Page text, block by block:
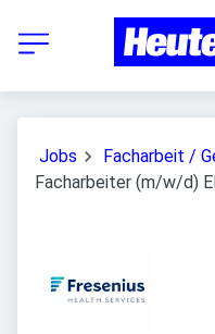
Jobs
Facharbeit /
Facharbeiter (m/w/d)